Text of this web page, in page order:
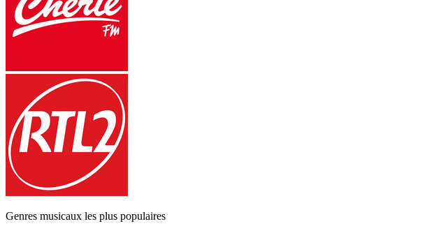
Genres musicaux les plus populaires